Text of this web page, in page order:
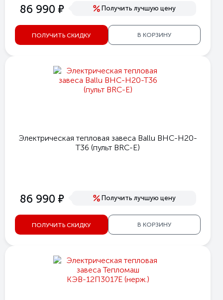
86 990 е Получить лучшую цену
ПОЛУЧИТЬ СКИДКУ В КОРЗИНУ
Электрическая тепловая завеса Ballu BHC-H20-
T36 (пульт BRC-E)
86 990 е Получить лучшую цену
ПОЛУЧИТЬ СКИДКУ В КОРЗИНУ